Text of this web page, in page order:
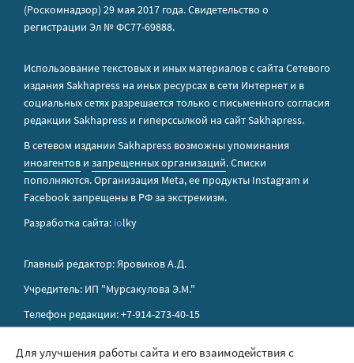
(Роскомнадзор) 29 мая 2017 года. Свидетельство о
регистрации Эл № ФС77-69888.
Использование текстовых и иных материалов с сайта Сетевого
издания Sakhapress на иных ресурсах в сети Интернет и в
социальных сетях разрешается только с письменного согласия
редакции Sakhapress и гиперссылкой на сайт Sakhapress.
В сетевом издании Sakhapress возможны упоминания
иноагентов и запрещенных организаций. Списки
пополняются. Организация Metа, ее продукты Instagram и
Facebook запрещены в РФ за экстремизм.
Разработка сайта: iolky
Главный редактор: Яровиков А.Д.
Учредитель: ИП "Мурсакулова Э.М."
Телефон редакции: +7-914-273-40-15
Для улучшения работы сайта и его взаимодействия с